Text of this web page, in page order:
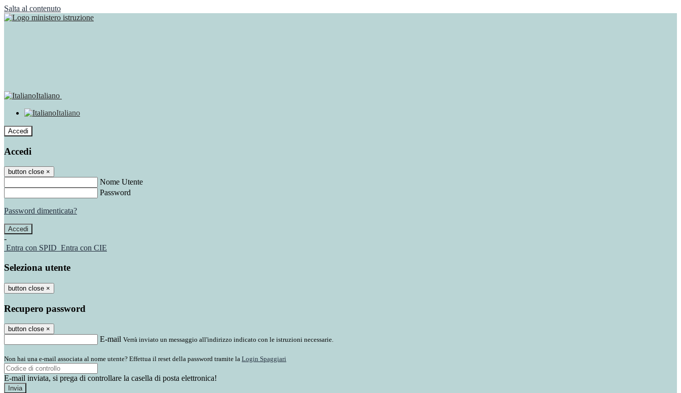
Salta al contenuto
Italiano
Italiano
Accedi
Accedi
button close ×
Nome Utente
Password
Password dimenticata?
-
Entra con SPID Entra con CIE
Seleziona utente
button close ×
Recupero password
button close ×
E-mail Verrà inviato un messaggio all'indirizzo indicato con le istruzioni necessarie.
Non hai una e-mail associata al nome utente? Effettua il reset della password tramite la Login Spaggiari
E-mail inviata, si prega di controllare la casella di posta elettronica!